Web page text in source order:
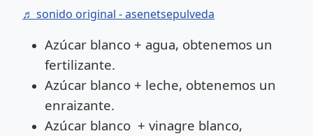
♬ sonido original - asenetsepulveda
Azúcar blanco + agua, obtenemos un
fertilizante.
Azúcar blanco + leche, obtenemos un
enraizante.
Azúcar blanco + vinagre blanco,